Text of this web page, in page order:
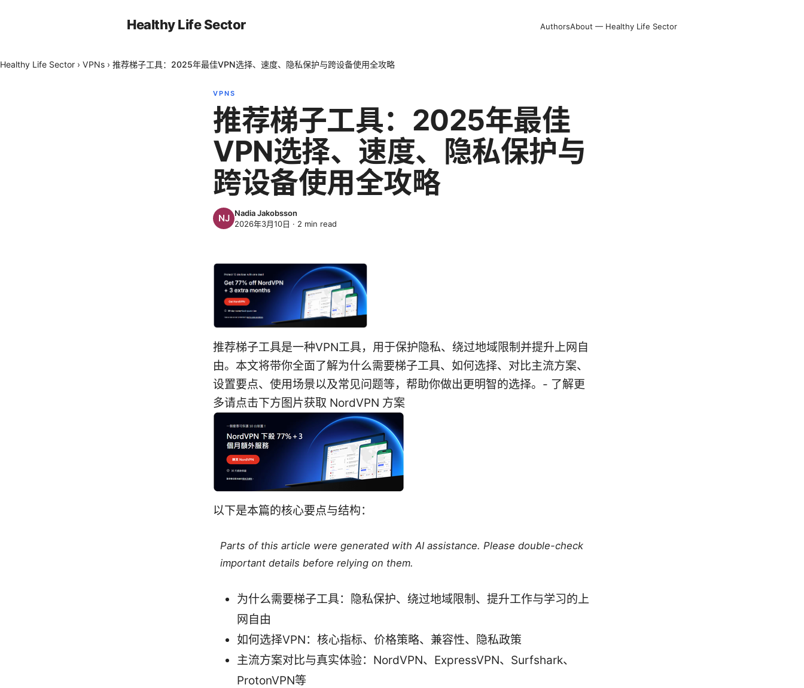
Healthy Life Sector AuthorsAbout — Healthy Life Sector
Healthy Life Sector › VPNs › 推荐梯子工具：2025年最佳VPN选择、速度、隐私保护与跨设备使用全攻略
VPNS
推荐梯子工具：2025年最佳
VPN选择、速度、隐私保护与
跨设备使用全攻略
Nadia Jakobsson
2026年3月10日 · 2 min read
推荐梯子工具是一种VPN工具，用于保护隐私、绕过地域限制并提升上网自
由。本文将带你全面了解为什么需要梯子工具、如何选择、对比主流方案、
设置要点、使用场景以及常见问题等，帮助你做出更明智的选择。- 了解更
多请点击下方图片获取 NordVPN 方案
以下是本篇的核心要点与结构：
Parts of this article were generated with AI assistance. Please double-check
important details before relying on them.
为什么需要梯子工具：隐私保护、绕过地域限制、提升工作与学习的上
网自由
如何选择VPN：核心指标、价格策略、兼容性、隐私政策
主流方案对比与真实体验：NordVPN、ExpressVPN、Surfshark、
ProtonVPN等